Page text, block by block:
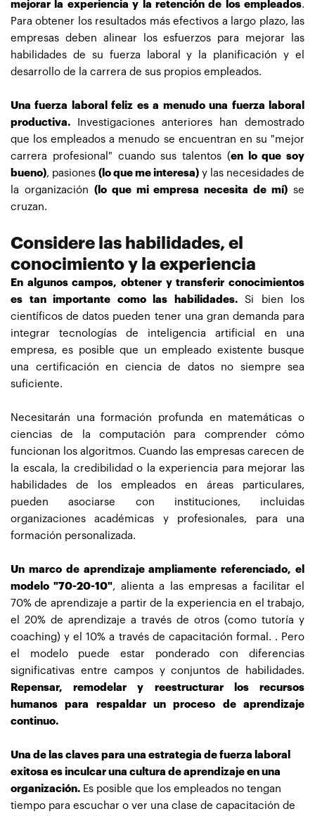
mejorar la experiencia y la retención de los empleados.
Para obtener los resultados más efectivos a largo plazo, las
empresas deben alinear los esfuerzos para mejorar las
habilidades de su fuerza laboral y la planificación y el
desarrollo de la carrera de sus propios empleados.
Una fuerza laboral feliz es a menudo una fuerza laboral
productiva. Investigaciones anteriores han demostrado
que los empleados a menudo se encuentran en su "mejor
carrera profesional" cuando sus talentos (en lo que soy
bueno), pasiones (lo que me interesa) y las necesidades de
la organización (lo que mi empresa necesita de mí) se
cruzan.
Considere las habilidades, el
conocimiento y la experiencia
En algunos campos, obtener y transferir conocimientos
es tan importante como las habilidades.Si bien los
científicos de datos pueden tener una gran demanda para
integrar tecnologías de inteligencia artificial en una
empresa, es posible que un empleado existente busque
una certificación en ciencia de datos no siempre sea
suficiente.
Necesitarán una formación profunda en matemáticas o
ciencias de la computación para comprender cómo
funcionan los algoritmos. Cuando las empresas carecen de
la escala, la credibilidad o la experiencia para mejorar las
habilidades de los empleados en áreas particulares,
pueden asociarse con instituciones, incluidas
organizaciones académicas y profesionales, para una
formación personalizada.
Un marco de aprendizaje ampliamente referenciado, el
modelo "70-20-10", alienta a las empresas a facilitar el
70% de aprendizaje a partir de la experiencia en el trabajo,
el 20% de aprendizaje a través de otros (como tutoría y
coaching) y el 10% a través de capacitación formal. . Pero
el modelo puede estar ponderado con diferencias
significativas entre campos y conjuntos de habilidades.
Repensar, remodelar y reestructurar los recursos
humanos para respaldar un proceso de aprendizaje
continuo.
Una de las claves para una estrategia de fuerza laboral
exitosa es inculcar una cultura de aprendizaje en una
organización. Es posible que los empleados no tengan
tiempo para escuchar o ver una clase de capacitación de